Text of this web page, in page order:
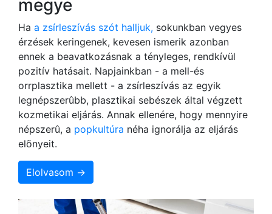
megye
Ha a zsírleszívás szót halljuk, sokunkban vegyes
érzések keringenek, kevesen ismerik azonban
ennek a beavatkozásnak a tényleges, rendkívül
pozitív hatásait. Napjainkban - a mell-és
orrplasztika mellett - a zsírleszívás az egyik
legnépszerûbb, plasztikai sebészek által végzett
kozmetikai eljárás. Annak ellenére, hogy mennyire
népszerû, a popkultúra néha ignorálja az eljárás
elõnyeit.
Elolvasom →